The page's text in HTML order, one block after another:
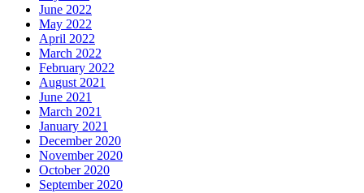
June 2022
May 2022
April 2022
March 2022
February 2022
August 2021
June 2021
March 2021
January 2021
December 2020
November 2020
October 2020
September 2020